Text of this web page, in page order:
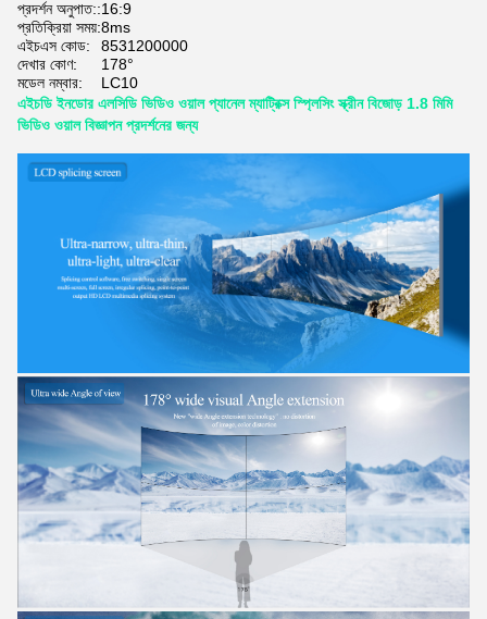
প্রদর্শন অনুপাত::16:9
প্রতিক্রিয়া সময়:8ms
এইচএস কোড:
8531200000
দেখার কোণ:
178°
মডেল নম্বার:
LC10
এইচডি ইনডোর এলসিডি ভিডিও ওয়াল প্যানেল ম্যাট্রিক্স স্প্লিসিং স্ক্রীন বিজোড় 1.8 মিমি
ভিডিও ওয়াল বিজ্ঞাপন প্রদর্শনের জন্য